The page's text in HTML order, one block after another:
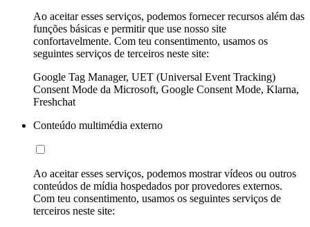
Ao aceitar esses serviços, podemos fornecer recursos além das
funções básicas e permitir que use nosso site
confortavelmente. Com teu consentimento, usamos os
seguintes serviços de terceiros neste site:
Google Tag Manager, UET (Universal Event Tracking)
Consent Mode da Microsoft, Google Consent Mode, Klarna,
Freshchat
Conteúdo multimédia externo
Ao aceitar esses serviços, podemos mostrar vídeos ou outros
conteúdos de mídia hospedados por provedores externos.
Com teu consentimento, usamos os seguintes serviços de
terceiros neste site: